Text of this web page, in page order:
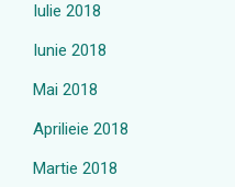
Iulie 2018
Iunie 2018
Mai 2018
Aprilieie 2018
Martie 2018